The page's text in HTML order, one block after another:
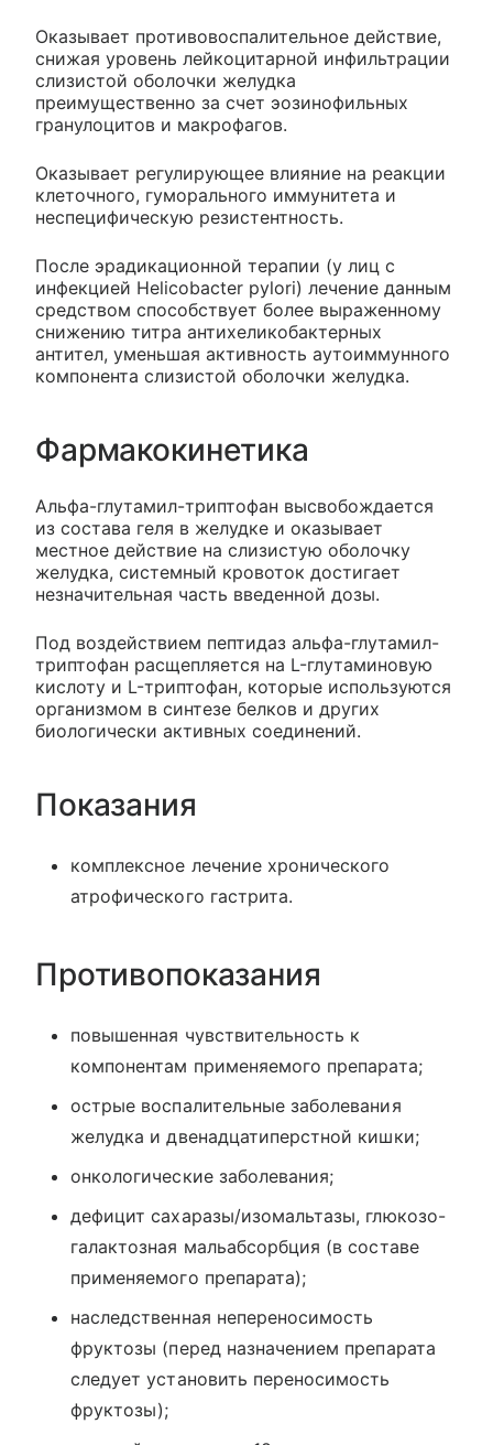
Оказывает противовоспалительное действие,
снижая уровень лейкоцитарной инфильтрации
слизистой оболочки желудка
преимущественно за счет эозинофильных
гранулоцитов и макрофагов.
Оказывает регулирующее влияние на реакции
клеточного, гуморального иммунитета и
неспецифическую резистентность.
После эрадикационной терапии (у лиц с
инфекцией Helicobacter pylori) лечение данным
средством способствует более выраженному
снижению титра антихеликобактерных
антител, уменьшая активность аутоиммунного
компонента слизистой оболочки желудка.
Фармакокинетика
Альфа-глутамил-триптофан высвобождается
из состава геля в желудке и оказывает
местное действие на слизистую оболочку
желудка, системный кровоток достигает
незначительная часть введенной дозы.
Под воздействием пептидаз альфа-глутамил-
триптофан расщепляется на L-глутаминовую
кислоту и L-триптофан, которые используются
организмом в синтезе белков и других
биологически активных соединений.
Показания
комплексное лечение хронического
атрофического гастрита.
Противопоказания
повышенная чувствительность к
компонентам применяемого препарата;
острые воспалительные заболевания
желудка и двенадцатиперстной кишки;
онкологические заболевания;
дефицит сахаразы/изомальтазы, глюкозо-
галактозная мальабсорбция (в составе
применяемого препарата);
наследственная непереносимость
фруктозы (перед назначением препарата
следует установить переносимость
фруктозы);